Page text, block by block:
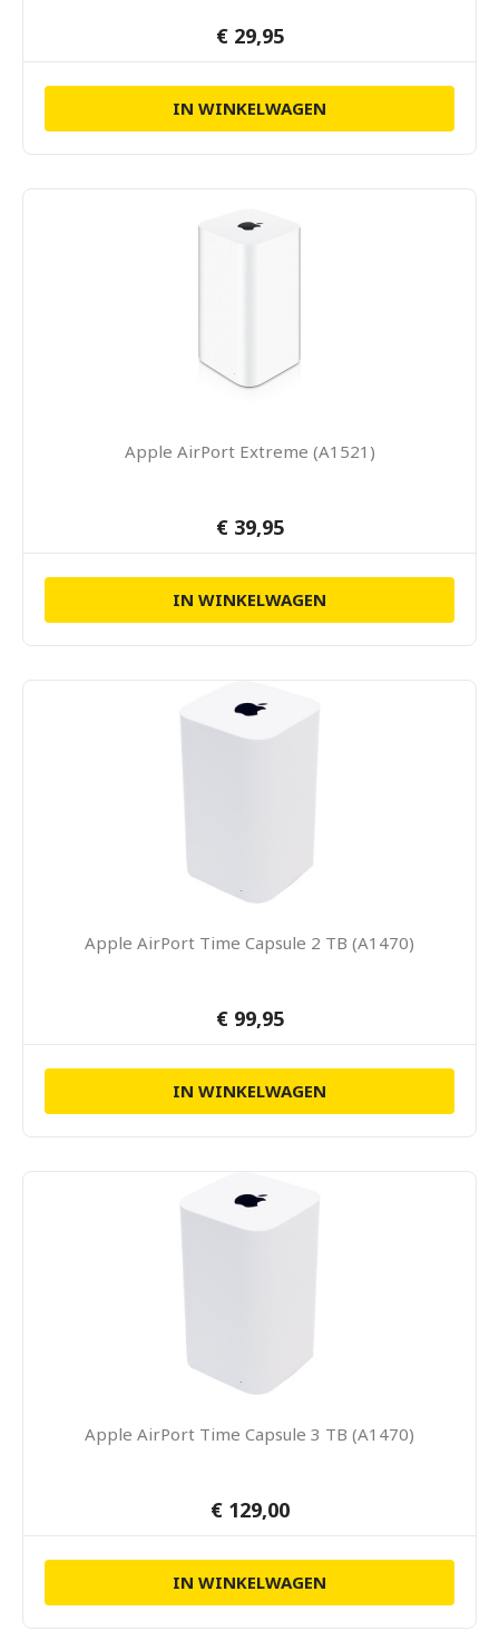
€ 29,95
IN WINKELWAGEN
Apple AirPort Extreme (A1521)
€ 39,95
IN WINKELWAGEN
Apple AirPort Time Capsule 2 TB (A1470)
€ 99,95
IN WINKELWAGEN
Apple AirPort Time Capsule 3 TB (A1470)
€ 129,00
IN WINKELWAGEN